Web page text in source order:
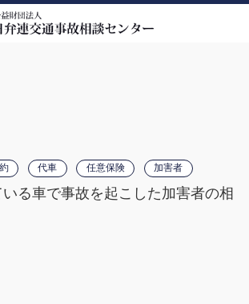
代車 任意保険 加害者
る車で事故を起こした加害者の相